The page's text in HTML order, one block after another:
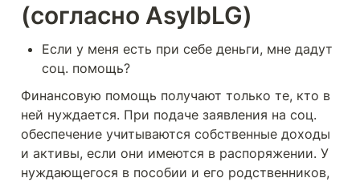
(согласно AsylbLG)
Если у меня есть при себе деньги, мне дадут
соц. помощь?
Финансовую помощь получают только те, кто в
ней нуждается. При подаче заявления на соц.
обеспечение учитываются собственные доходы
и активы, если они имеются в распоряжении. У
нуждающегося в пособии и его родственников,